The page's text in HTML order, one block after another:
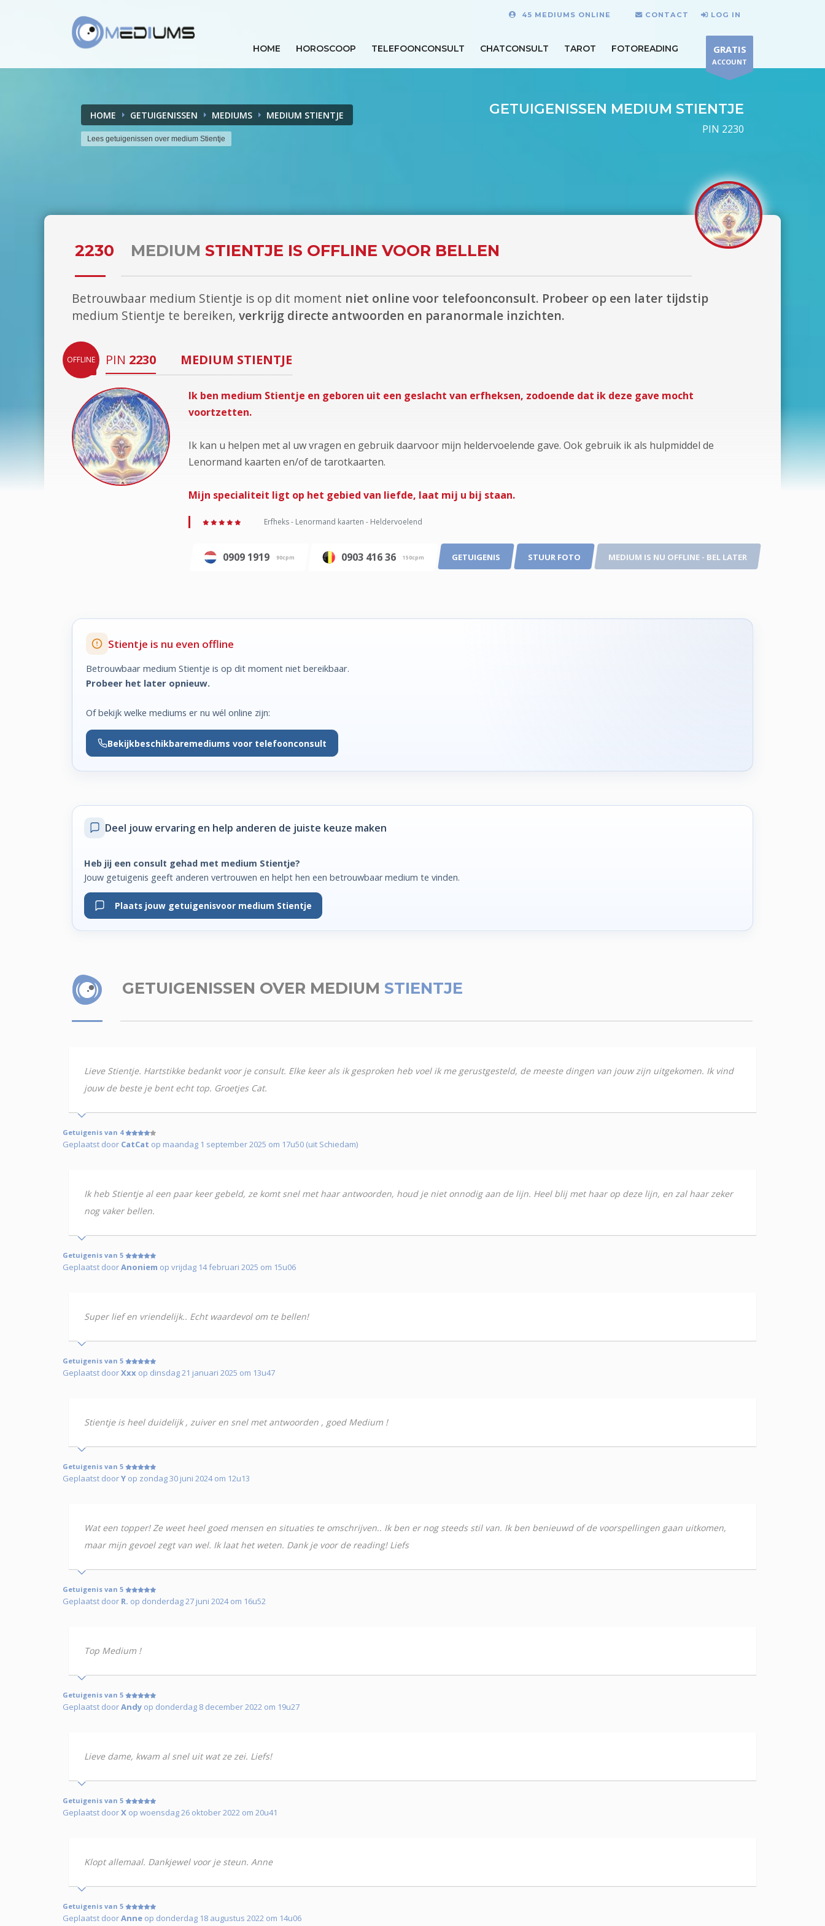
45 MEDIUMS ONLINE CONTACT LOG IN
HOME HOROSCOOP TELEFOONCONSULT CHATCONSULT TAROT FOTOREADING GRATIS
ACCOUNT
HOME GETUIGENISSEN MEDIUMS MEDIUM STIENTJE
Lees getuigenissen over medium Stientje
GETUIGENISSEN MEDIUM STIENTJE
PIN 2230
2230 MEDIUM STIENTJE IS OFFLINE VOOR BELLEN
Betrouwbaar medium Stientje is op dit moment niet online voor telefoonconsult. Probeer op een later tijdstip
medium Stientje te bereiken, verkrijg directe antwoorden en paranormale inzichten.
OFFLINE PIN 2230 MEDIUM STIENTJE
Ik ben medium Stientje en geboren uit een geslacht van erfheksen, zodoende dat ik deze gave mocht
voortzetten.
Ik kan u helpen met al uw vragen en gebruik daarvoor mijn heldervoelende gave. Ook gebruik ik als hulpmiddel de
Lenormand kaarten en/of de tarotkaarten.
Mijn specialiteit ligt op het gebied van liefde, laat mij u bij staan.
Erfheks - Lenormand kaarten - Heldervoelend
0909 1919 90cpm 0903 416 36 150cpm GETUIGENIS STUUR FOTO MEDIUM IS NU OFFLINE - BEL LATER
Stientje is nu even offline
Betrouwbaar medium Stientje is op dit moment niet bereikbaar.
Probeer het later opnieuw.
Of bekijk welke mediums er nu wél online zijn:
Bekijkbeschikbaremediums voor telefoonconsult
Deel jouw ervaring en help anderen de juiste keuze maken
Heb jij een consult gehad met medium Stientje?
Jouw getuigenis geeft anderen vertrouwen en helpt hen een betrouwbaar medium te vinden.
Plaats jouw getuigenisvoor medium Stientje
GETUIGENISSEN OVER MEDIUM STIENTJE
Lieve Stientje. Hartstikke bedankt voor je consult. Elke keer als ik gesproken heb voel ik me gerustgesteld, de meeste dingen van jouw zijn uitgekomen. Ik vind
jouw de beste je bent echt top. Groetjes Cat.
Getuigenis van 4
Geplaatst door CatCat op maandag 1 september 2025 om 17u50 (uit Schiedam)
Ik heb Stientje al een paar keer gebeld, ze komt snel met haar antwoorden, houd je niet onnodig aan de lijn. Heel blij met haar op deze lijn, en zal haar zeker
nog vaker bellen.
Getuigenis van 5
Geplaatst doorAnoniem op vrijdag 14 februari 2025 om 15u06
Super lief en vriendelijk.. Echt waardevol om te bellen!
Getuigenis van 5
Geplaatst doorXxx op dinsdag 21 januari 2025 om 13u47
Stientje is heel duidelijk , zuiver en snel met antwoorden , goed Medium !
Getuigenis van 5
Geplaatst doorY op zondag 30 juni 2024 om 12u13
Wat een topper! Ze weet heel goed mensen en situaties te omschrijven.. Ik ben er nog steeds stil van. Ik ben benieuwd of de voorspellingen gaan uitkomen,
maar mijn gevoel zegt van wel. Ik laat het weten. Dank je voor de reading! Liefs
Getuigenis van 5
Geplaatst door R. op donderdag 27 juni 2024 om 16u52
Top Medium !
Getuigenis van 5
Geplaatst doorAndy op donderdag 8 december 2022 om 19u27
Lieve dame, kwam al snel uit wat ze zei. Liefs!
Getuigenis van 5
Geplaatst doorX op woensdag 26 oktober 2022 om 20u41
Klopt allemaal. Dankjewel voor je steun. Anne
Getuigenis van 5
Geplaatst doorAnne op donderdag 18 augustus 2022 om 14u06